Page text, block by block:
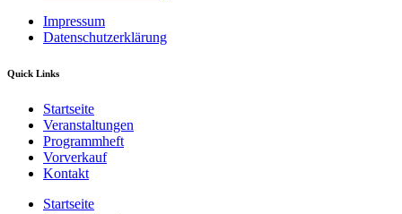
Impressum
Datenschutzerklärung
Quick Links
Startseite
Veranstaltungen
Programmheft
Vorverkauf
Kontakt
Startseite